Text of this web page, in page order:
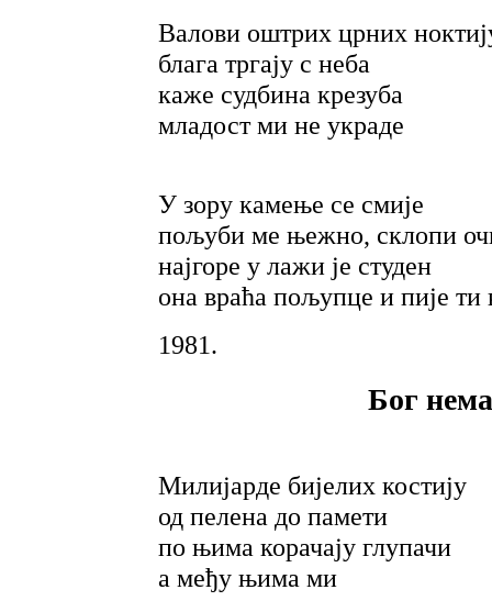
Валови оштрих црних
блага тргају с неба
каже судбина крезуба
младост ми не украде
У зору камење се смије
пољуби ме њежно, склопи
најгоре у лажи је студен
она враћа пољупце и пије ти
1981.
Бог
Милијарде бијелих костију
од пелена до памети
по њима корачају глупачи
а међу њима ми